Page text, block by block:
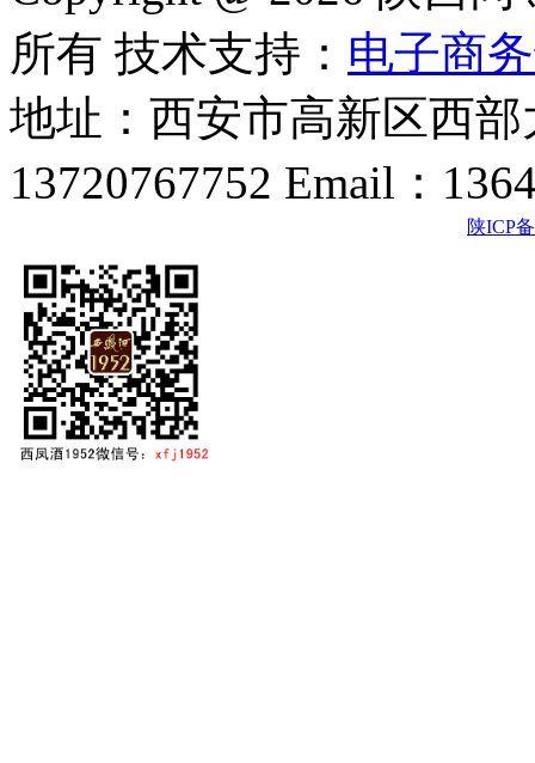
所有 技术支持： 电子商
地址：西安市高新区西
13720767752 Email：
陕ICP